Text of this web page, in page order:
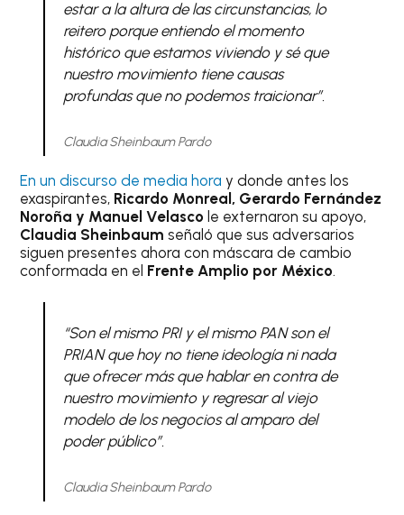
estar a la altura de las circunstancias, lo
reitero porque entiendo el momento
histórico que estamos viviendo y sé que
nuestro movimiento tiene causas
profundas que no podemos traicionar”.
Claudia Sheinbaum Pardo
En un discurso de media horay donde antes los
exaspirantes, Ricardo Monreal, Gerardo Fernández
Noroña y Manuel Velascole externaron su apoyo,
Claudia Sheinbaumseñaló que sus adversarios
siguen presentes ahora con máscara de cambio
conformada en el Frente Amplio por México.
“Son el mismo PRI y el mismo PAN son el
PRIAN que hoy no tiene ideología ni nada
que ofrecer más que hablar en contra de
nuestro movimiento y regresar al viejo
modelo de los negocios al amparo del
poder público”.
Claudia Sheinbaum Pardo